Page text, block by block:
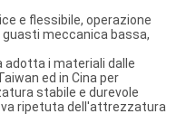
e flessibile, operazione
meccanica bassa,
adotta i materiali dalle
ed in Cina per
stabile e durevole
ripetuta dell'attrezzatura